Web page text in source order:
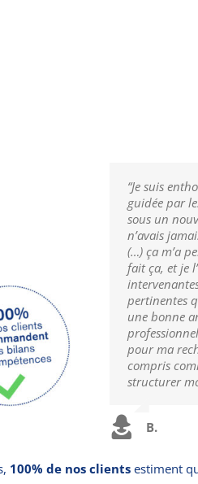
“Je suis
guidée par
sous un
n’avais
(…) ça m’a
fait ça, et je
pertinentes
une bonne
pour ma
compris
structurer
B.
100% de nos clientsestiment